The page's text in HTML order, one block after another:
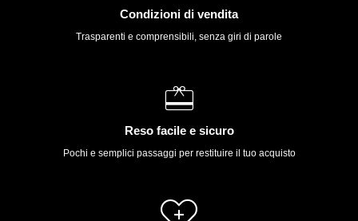
Condizioni di vendita
Trasparenti e comprensibili, senza giri di parole
Reso facile e sicuro
Pochi e semplici passaggi per restituire il tuo acquisto